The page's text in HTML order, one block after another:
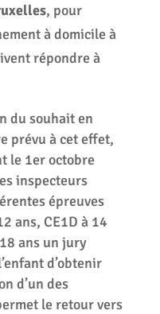
, pour
à domicile à
répondre à
du souhait en
prévu à cet effet,
le 1er octobre
inspecteurs
épreuves
ans, CE1D à 14
ans un jury
d’obtenir
d’un des
le retour vers